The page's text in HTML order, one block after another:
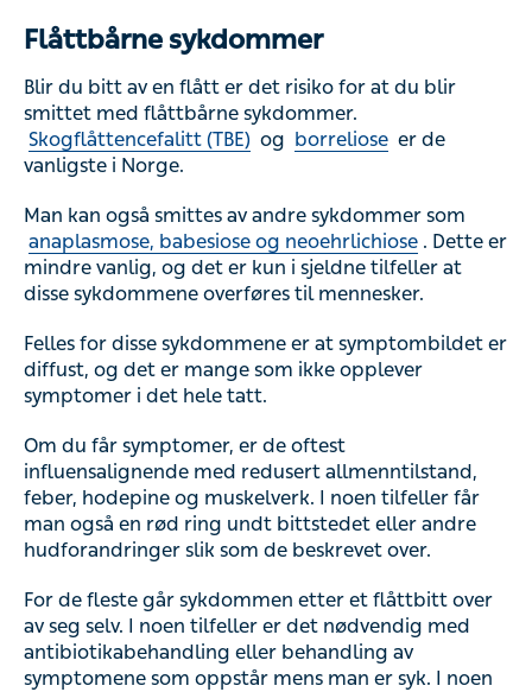
Flåttbårne sykdommer
Blir du bitt av en flått er det risiko for at du blir
smittet med flåttbårne sykdommer.
Skogflåttencefalitt (TBE) og borreliose er de
vanligste i Norge.
Man kan også smittes av andre sykdommer som
anaplasmose, babesiose og neoehrlichiose . Dette er
mindre vanlig, og det er kun i sjeldne tilfeller at
disse sykdommene overføres til mennesker.
Felles for disse sykdommene er at symptombildet er
diffust, og det er mange som ikke opplever
symptomer i det hele tatt.
Om du får symptomer, er de oftest
influensalignende med redusert allmenntilstand,
feber, hodepine og muskelverk. I noen tilfeller får
man også en rød ring undt bittstedet eller andre
hudforandringer slik som de beskrevet over.
For de fleste går sykdommen etter et flåttbitt over
av seg selv. I noen tilfeller er det nødvendig med
antibiotikabehandling eller behandling av
symptomene som oppstår mens man er syk. I noen